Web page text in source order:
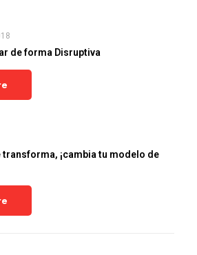
de forma Disruptiva
¡cambia tu modelo de